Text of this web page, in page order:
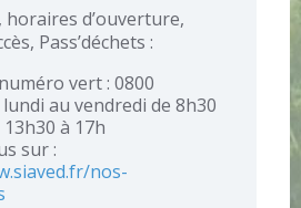
horaires d’ouverture,
Pass’déchets :
vert : 0800
au vendredi de 8h30
à 17h
sur :
nos-